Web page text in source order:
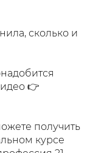
сколько и
👉
получить
курсе